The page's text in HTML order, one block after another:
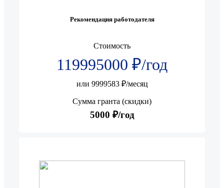
Рекомендация работодателя
Стоимость
119995000 ₽/год
или 9999583 ₽/месяц
Сумма гранта (скидки)
5000 ₽/год